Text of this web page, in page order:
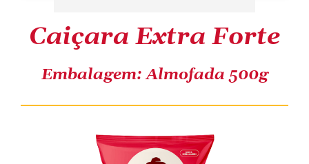
Caiçara Extra Forte
Embalagem: Almofada 500g